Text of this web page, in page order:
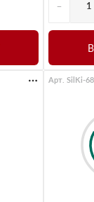
-
Арт. SilKi-